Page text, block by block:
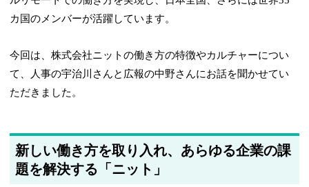
カ国のメンバーが活躍しています。
今回は、株式会社ニットの働き方の特徴やカルチャーについ
て、人事の宇治川さんと広報の中野さんにお話を聞かせてい
ただきました。
新しい働き方を取り入れ、あらゆる企業の課
題を解決する「ニット」